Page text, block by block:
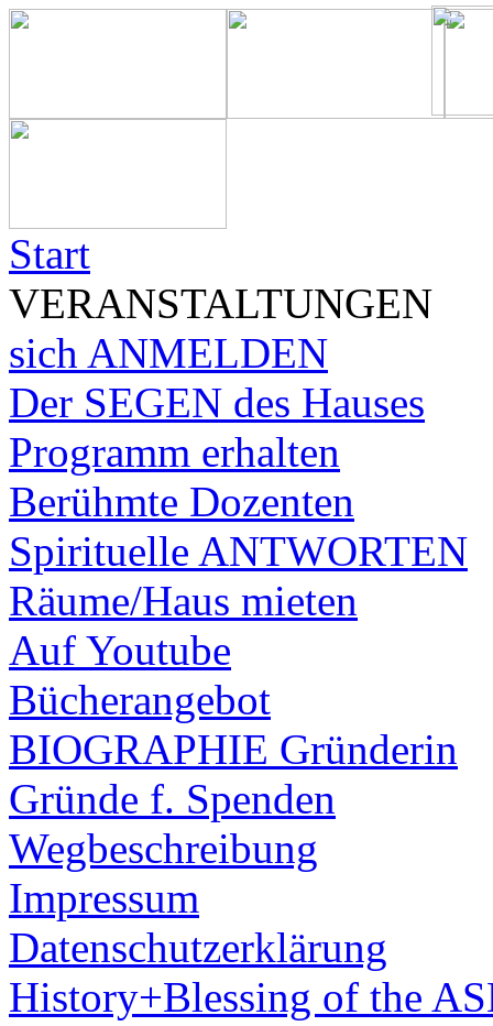
Start
VERANSTALTUNGEN
sich ANMELDEN
Der SEGEN des Hauses
Programm erhalten
Berühmte Dozenten
Spirituelle ANTWORTEN
Räume/Haus mieten
Auf Youtube
Bücherangebot
BIOGRAPHIE Gründerin
Gründe f. Spenden
Wegbeschreibung
Impressum
Datenschutzerklärung
History+Blessing of the